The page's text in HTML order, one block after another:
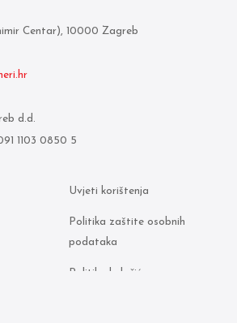
Centar), 10000 Zagreb
d.d.
1103 0850 5
Uvjeti korištenja
Politika zaštite osobnih
podataka
Politika kolačića